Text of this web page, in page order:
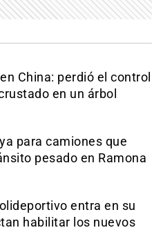
China: perdió el control
en un árbol
para camiones que
pesado en Ramona
entra en su
habilitar los nuevos